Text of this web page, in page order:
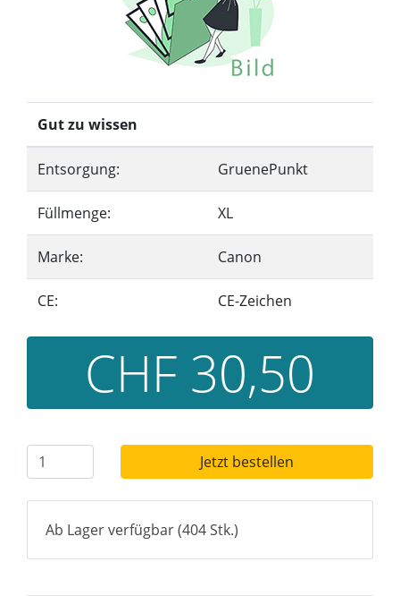
Gut zu wissen
Entsorgung: GruenePunkt
Füllmenge: XL
Marke: Canon
CE: CE-Zeichen
CHF 30,50
Jetzt bestellen
Ab Lager verfügbar (404 Stk.)